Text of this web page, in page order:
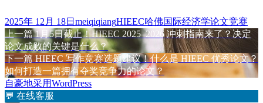
发
布
于
2025年 12月 18日 作
者
meiqiqiang标
签
HIEEC哈佛国际经济学论文竞赛
文
章
导
航
上一篇上
篇
文
章：
1月5日截止！HIEEC 2025–2026 冲刺指南来了？决定
论文成败的关键是什么？
下一篇 下
篇
文
章：
HIEEC 写作竞赛选题建议！什么是 HIEEC 优秀论文？
如何打造一篇拥有夺奖竞争力的论文？
自豪地采用WordPress
💬 在线客服